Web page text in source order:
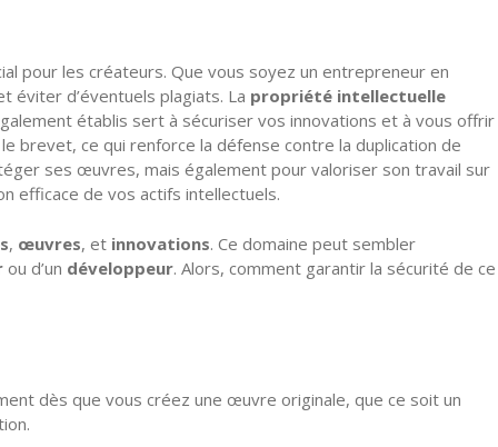
pour les créateurs. Que vous soyez un entrepreneur en
éviter d’éventuels plagiats. La propriété intellectuelle
établis sert à sécuriser vos innovations et à vous offrir
brevet, ce qui renforce la défense contre la duplication de
ses œuvres, mais également pour valoriser son travail sur
efficace de vos actifs intellectuels.
, œuvres, et innovations. Ce domaine peut sembler
ou d’un développeur. Alors, comment garantir la sécurité de ce
dès que vous créez une œuvre originale, que ce soit un